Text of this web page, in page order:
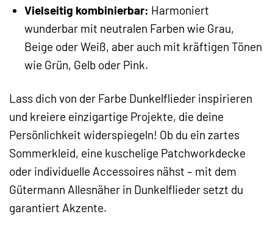
Vielseitig kombinierbar: Harmoniert
wunderbar mit neutralen Farben wie Grau,
Beige oder Weiß, aber auch mit kräftigen Tönen
wie Grün, Gelb oder Pink.
Lass dich von der Farbe Dunkelflieder inspirieren
und kreiere einzigartige Projekte, die deine
Persönlichkeit widerspiegeln! Ob du ein zartes
Sommerkleid, eine kuschelige Patchworkdecke
oder individuelle Accessoires nähst – mit dem
Gütermann Allesnäher in Dunkelflieder setzt du
garantiert Akzente.